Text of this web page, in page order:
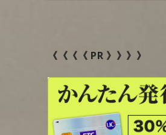
《《《《 PR 》》》》